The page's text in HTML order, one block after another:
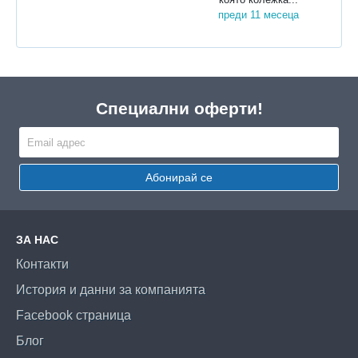
преди 11 месеца
Специални оферти!
Абонирай се
ЗА НАС
Контакти
История и данни за компанията
Facebook страница
Блог